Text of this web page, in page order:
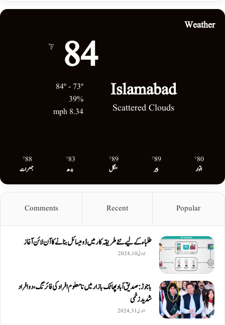
Weather
Islamabad
Scattered Clouds
84
℉
39%
8.34 mph
80
℉
اتوار
89
℉
پیر
89
℉
منگل
83
℉
بدھ
88
℉
جمعرات
Popular
Recent
Comments
طلباء کے لیے نئے طریقہ کار میں ڈومیسائل بنانے کا آن لائن آغاز
جولائی 10, 2024
باجوڑ: صدیق اۤباد پھاٹک بازار میں نامعلوم افراد کی فائرنگ، دو افراد
شدید زخمی
جنوری 31, 2024